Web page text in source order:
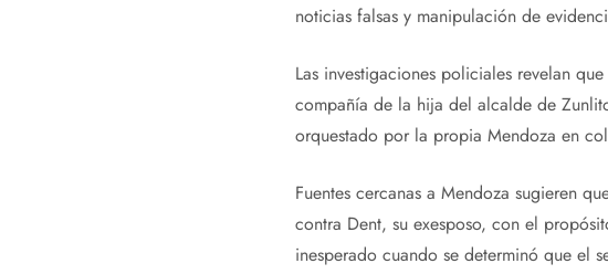
noticias falsas y manipulación de
Las investigaciones policiales revelan
compañía de la hija del alcalde de
orquestado por la propia Mendoza en
Fuentes cercanas a Mendoza sugieren
contra Dent, su exesposo, con el
inesperado cuando se determinó que el